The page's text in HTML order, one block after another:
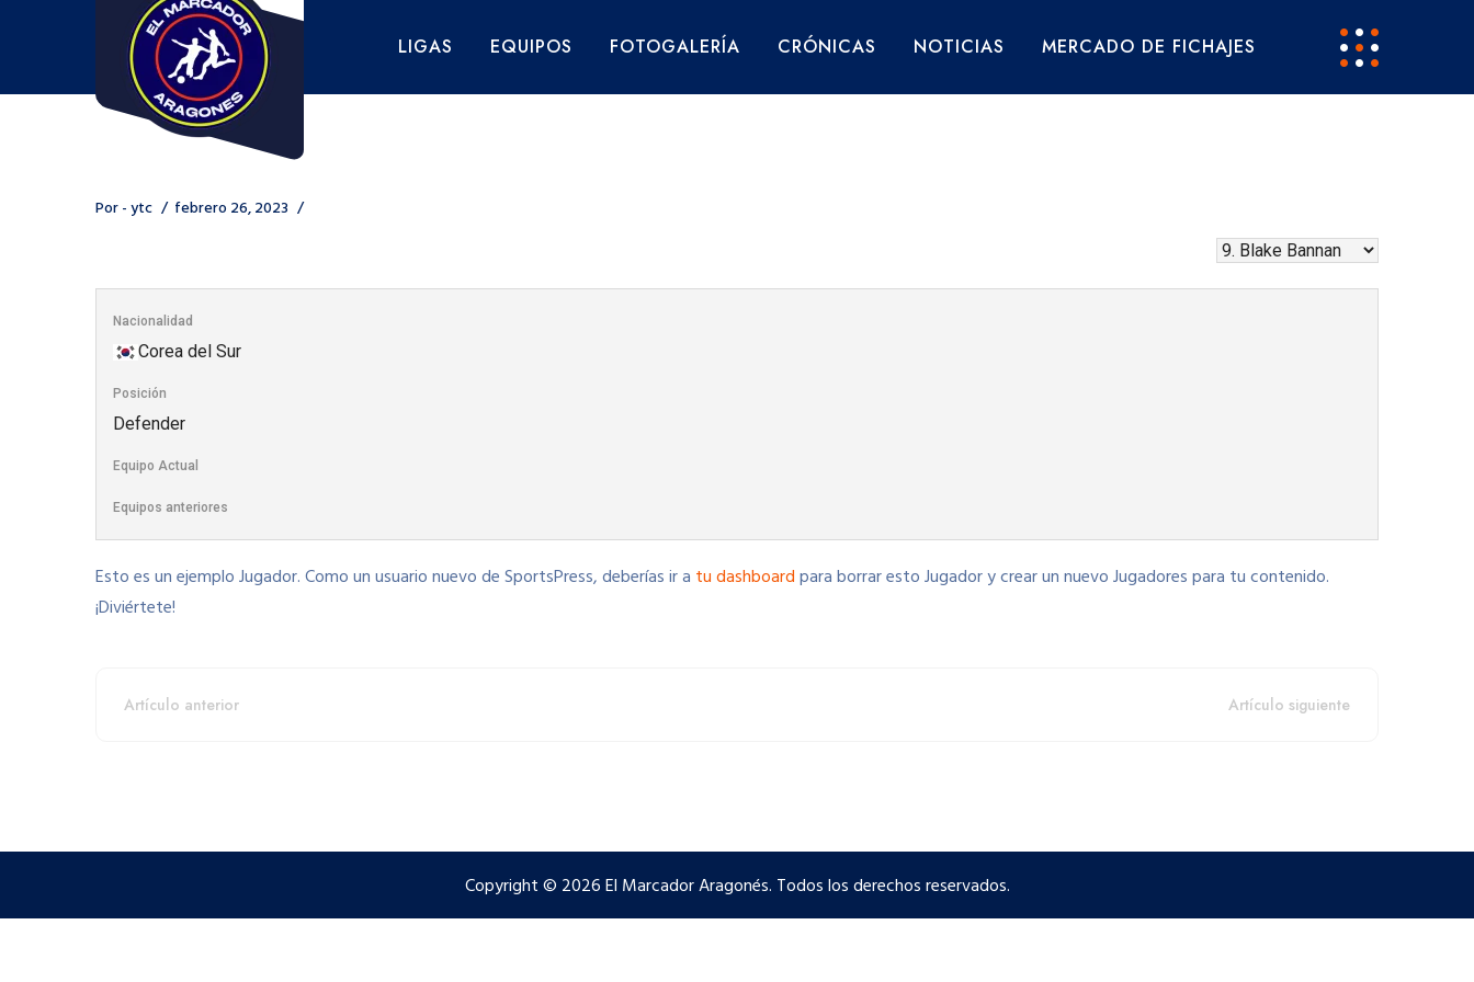
LIGAS EQUIPOS FOTOGALERÍA CRÓNICAS NOTICIAS MERCADO DE FICHAJES
Por -ytc febrero 26, 2023
Nacionalidad
Corea del Sur
Posición
Defender
Equipo Actual
Equipos anteriores
Esto es un ejemplo Jugador. Como un usuario nuevo de SportsPress, deberías ir a tu dashboardpara borrar esto Jugador y crear un nuevo Jugadores para tu contenido.
¡Diviértete!
Artículo anterior Artículo siguiente
Copyright © 2026 El Marcador Aragonés. Todos los derechos reservados.